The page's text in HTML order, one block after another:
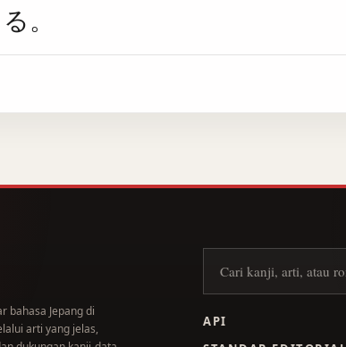
。
bahasa Jepang di
arti yang jelas,
Cari kanji
API